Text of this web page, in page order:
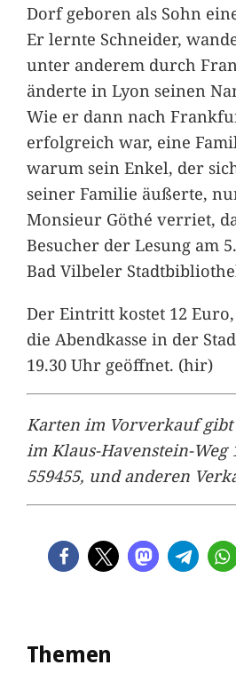
Dorf geboren als Sohn
Er lernte Schneider,
unter anderem durch
änderte in Lyon seinen
Wie er dann nach
erfolgreich war, eine
warum sein Enkel, der
seiner Familie äußerte,
Monsieur Göthé verriet,
Besucher der Lesung am
Bad Vilbeler
Der Eintritt kostet 12
die Abendkasse in der
19.30 Uhr geöffnet. (hir)
Karten im Vorverkauf
im Klaus-Havenstein-Weg
559455, und anderen
Themen